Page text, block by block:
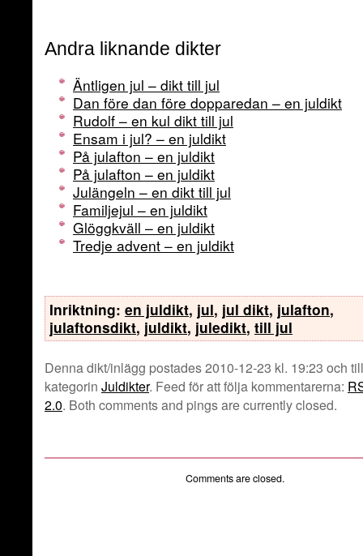
Andra liknande dikter
Äntligen jul – dikt till jul
Dan före dan före dopparedan – en juldikt
Rudolf – en kul dikt till jul
Ensam i jul? – en juldikt
På julafton – en juldikt
På julafton – en juldikt
Julängeln – en dikt till jul
Familjejul – en juldikt
Glöggkväll – en juldikt
Tredje advent – en juldikt
Inriktning: en juldikt, jul, jul dikt, julafton,
julaftonsdikt, juldikt, juledikt, till jul
Denna dikt/inlägg postades 2010-12-23 kl. 19:23 och
kategorin Juldikter. Feed för att följa kommentarerna:
2.0. Both comments and pings are currently closed.
Comments are closed.